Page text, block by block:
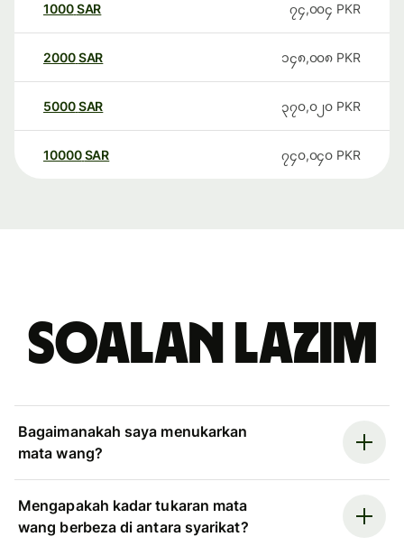
1000SAR ၇၄,၀၀၄ PKR
2000SAR ၁၄၈,၀၀၈ PKR
5000SAR ၃၇၀,၀၂၀ PKR
10000 SAR ၇၄၀,၀၄၀ PKR
Soalan Lazim
Bagaimanakah saya menukarkan
mata wang?
Mengapakah kadar tukaran mata
wang berbeza di antara syarikat?